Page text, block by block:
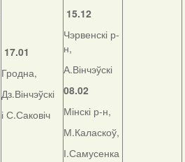
17.01
Гродна,
Дз.Вінчэўскі
і С.Саковіч
15.12
Чэрвенскі р-
н,
А.Вінчэўскі
08.02
Мінскі р-н,
М.Каласкоў,
І.Самусенка